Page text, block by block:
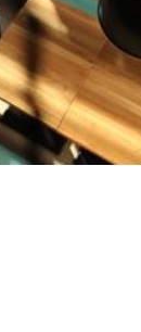
SI SVÉ
A